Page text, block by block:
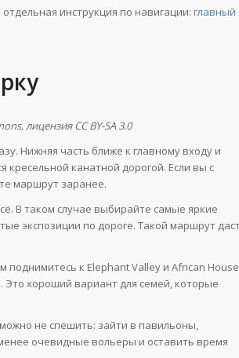
инструкция по навигации: главный
лицензия CC BY-SA 3.0
Нижняя часть ближе к главному входу и
канатной дорогой. Если вы с
маршрут заранее.
В таком случае выбирайте самые яркие
экспозиции по дороге. Такой маршрут
к Elephant Valley и African
Это хороший вариант для семей, которые
не спешить: зайти в павильоны,
очевидные вольеры и оставить время